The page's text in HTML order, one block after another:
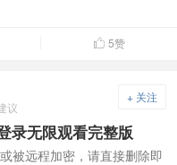
 5赞
+ 关注
议
录无限观看完整版
被远程加密，请直接删除即